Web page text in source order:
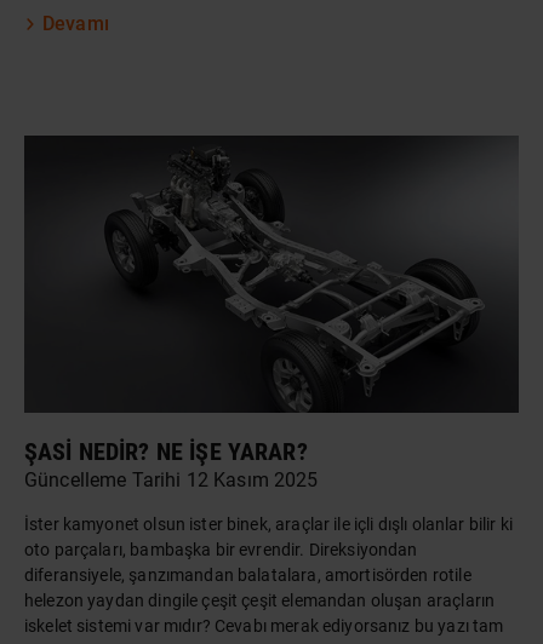
Devamı
ŞASI NEDIR? NE İŞE YARAR?
Güncelleme Tarihi 12 Kasım 2025
İster kamyonet olsun ister binek, araçlar ile içli dışlı olanlar bilir ki
oto parçaları, bambaşka bir evrendir. Direksiyondan
diferansiyele, şanzımandan balatalara, amortisörden rotile
helezon yaydan dingile çeşit çeşit elemandan oluşan araçların
iskelet sistemi var mıdır? Cevabı merak ediyorsanız bu yazı tam